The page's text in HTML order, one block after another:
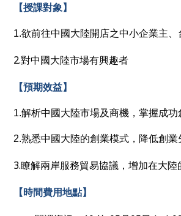
【授課對象】
1.欲前往中國大陸開店之中小企業主、
2.對中國大陸市場有興趣者
【預期效益】
1.解析中國大陸市場及商機，掌握成功
2.熟悉中國大陸的創業模式，降低創業
3.瞭解兩岸服務貿易協議，增加在大陸
【時間費用地點】